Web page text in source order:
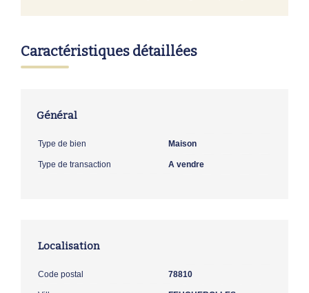
Caractéristiques détaillées
Général
Type de bien Maison
Type de transaction A vendre
Localisation
Code postal 78810